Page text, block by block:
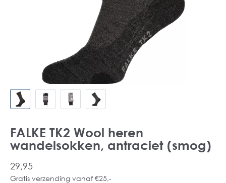
FALKE TK2 Wool heren
wandelsokken, antraciet (smog)
29,95
Gratis verzending vanaf €25,-